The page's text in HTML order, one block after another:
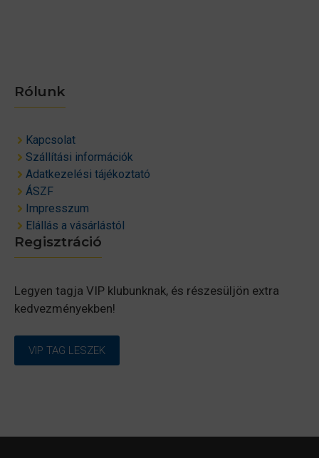
Rólunk
Kapcsolat
Szállítási információk
Adatkezelési tájékoztató
ÁSZF
Impresszum
Elállás a vásárlástól
Regisztráció
Legyen tagja VIP klubunknak, és részesüljön extra
kedvezményekben!
VIP TAG LESZEK